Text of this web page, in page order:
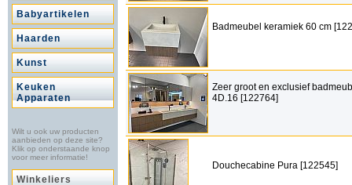
Babyartikelen
Haarden
Kunst
Keuken
Apparaten
Wilt u ook uw producten
aanbieden op deze site?
Klik op onderstaande knop
voor meer informatie!
Winkeliers
Badmeubel keramiek 60 cm
Zeer groot en exclusief
4D.16 [122764]
Douchecabine Pura [122545]